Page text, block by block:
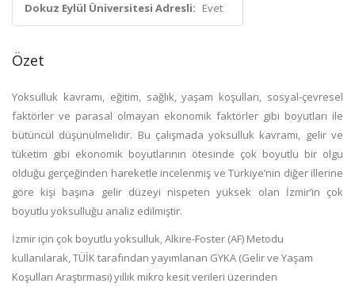
Dokuz Eylül Üniversitesi Adresli: Evet
Özet
Yoksulluk kavramı, eğitim, sağlık, yaşam koşulları, sosyal-çevresel
faktörler ve parasal olmayan ekonomik faktörler gibi boyutları ile
bütüncül düşünülmelidir. Bu çalışmada yoksulluk kavramı, gelir ve
tüketim gibi ekonomik boyutlarının ötesinde çok boyutlu bir olgu
olduğu gerçeğinden hareketle incelenmiş veTürkiye’nin diğer illerine
göre kişi başına gelir düzeyi nispeten yüksek olan İzmir’in çok
boyutlu yoksulluğu analiz edilmiştir.
İzmir için çok boyutlu yoksulluk, Alkire-Foster (AF) Metodu
kullanılarak, TÜİK tarafından yayımlanan GYKA (Gelir ve Yaşam
Koşulları Araştırması) yıllık mikro kesit verileri üzerinden